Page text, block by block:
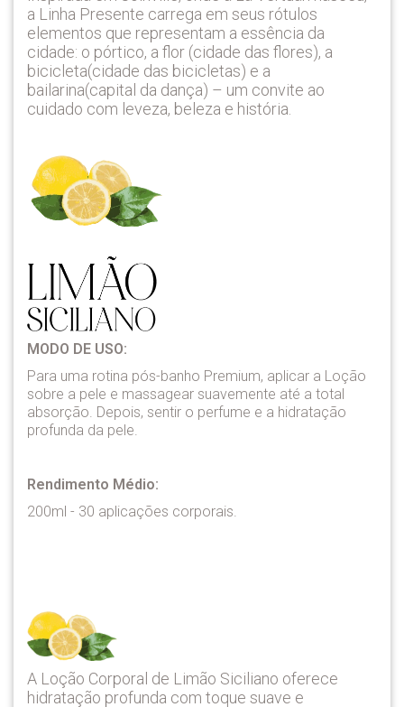
a Linha Presente carrega em seus rótulos
elementos que representam a essência da
cidade: o pórtico, a flor (cidade das flores), a
bicicleta(cidade das bicicletas) e a
bailarina(capital da dança) – um convite ao
cuidado com leveza, beleza e história.
MODO DE USO:
Para uma rotina pós-banho Premium, aplicar a Loção
sobre a pele e massagear suavemente até a total
absorção. Depois, sentir o perfume e a hidratação
profunda da pele.
Rendimento Médio:
200ml - 30 aplicações corporais.
A Loção Corporal de Limão Siciliano oferece
hidratação profunda com toque suave e